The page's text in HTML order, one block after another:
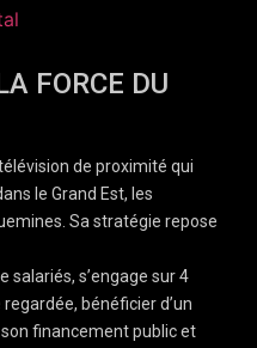
FORCE DU
de proximité qui
le Grand Est, les
Sa stratégie repose
salariés, s’engage sur 4
bénéficier d’un
financement public et